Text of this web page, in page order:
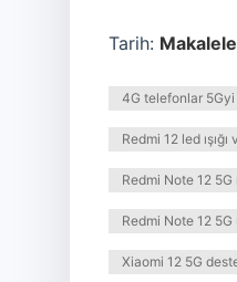
Tarih:
4G telefonlar
Redmi 12 led ışığı
Redmi Note 12 5G
Redmi Note 12
Xiaomi 12 5G